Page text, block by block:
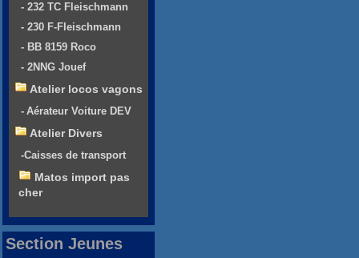
- 232 TC Fleischmann
- 230 F-Fleischmann
- BB 8159 Roco
- 2NNG Jouef
Atelier locos vagons
- Aérateur Voiture DEV
Atelier Divers
-Caisses de transport
Matos import pas
cher
Section Jeunes